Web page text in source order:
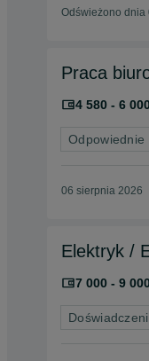
Odświeżono dnia
Praca
4 580 - 6
Odpowiednie
06 sierpnia 2026
Elektryk /
7 000 - 9